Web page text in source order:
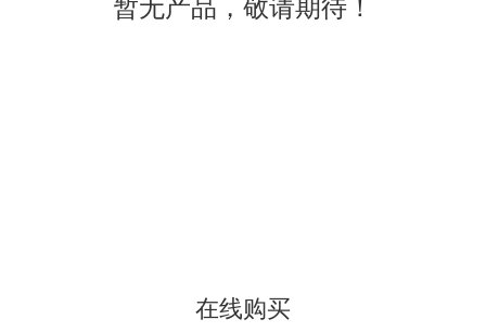
暂无产品，敬请期待！
在线购买